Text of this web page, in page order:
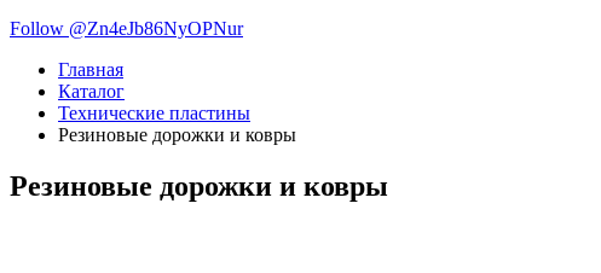
Follow @Zn4eJb86NyOPNur
Главная
Каталог
Технические пластины
Резиновые дорожки и ковры
Резиновые дорожки и ковры